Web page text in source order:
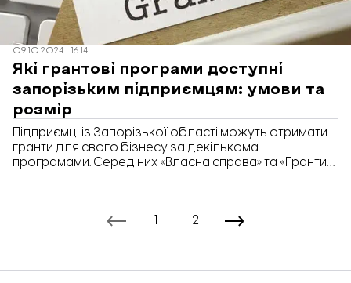
09.10.2024 | 16:14
Які грантові програми доступні
запорізьким підприємцям: умови та
розмір
Підприємці із Запорізької області можуть отримати
гранти для свого бізнесу за декількома
програмами. Серед них «Власна справа» та «Гранти
1 2